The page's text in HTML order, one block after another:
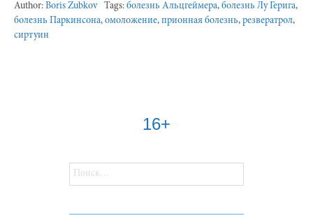
Author: Boris Zubkov Tags: болезнь Альцгеймера, болезнь Лу Герига,
болезнь Паркинсона, омоложение, прионная болезнь, резвератрол,
сиртуин
16+
Найти: